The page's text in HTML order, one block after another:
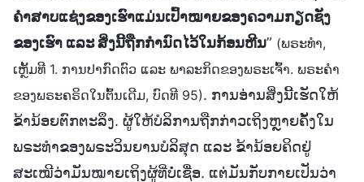
ຄຳສາບແຊ່ງຂອງເຮົາແມ່ນເປົ້າໝາຍຂອງຄວາມກຽດຊັງ
ຂອງເຮົາ ແລະ ສິ່ງນີ້ຖືກກຳນົດໄວ້ໃນກ້ອນຫີນ” (ພຣະທຳ,
ເຫຼັ້ມທີ 1. ການປາກົດຕົວ ແລະ ພາລະກິດຂອງພຣະເຈົ້າ. ພຣະຄຳ
ຂອງພຣະຄຣິດໃນຕົ້ນເດີມ, ບົດທີ 95). ການອ່ານສິ່ງນີ້ເຮັດໃຫ້
ຂ້ານ້ອຍຕົກຕະລຶງ. ຜູ້ໃຫ້ບໍລິການຖືກກ່າວເຖິງຫຼາຍຄັ້ງໃນ
ພຣະທຳຂອງພຣະວິນຍານບໍລິສຸດ ແລະ ຂ້ານ້ອຍຄິດຢູ່
ສະເໝີວ່າມັນໝາຍເຖິງຜູ້ທີ່ບໍ່ເຊື່ອ. ແຕ່ມັນກັບກາຍເປັນວ່າ